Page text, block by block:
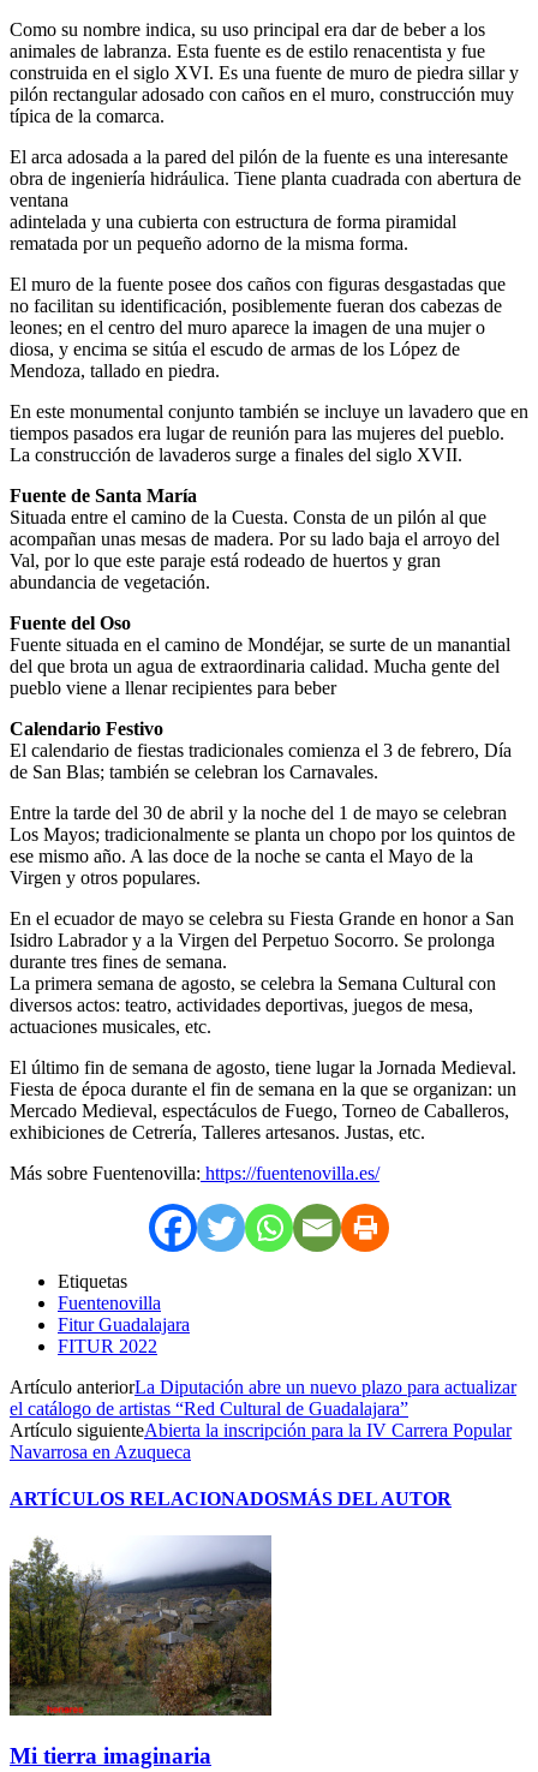
Como su nombre indica, su uso principal era dar de beber a los
animales de labranza. Esta fuente es de estilo renacentista y fue
construida en el siglo XVI. Es una fuente de muro de piedra sillar y
pilón rectangular adosado con caños en el muro, construcción muy
típica de la comarca.
El arca adosada a la pared del pilón de la fuente es una interesante
obra de ingeniería hidráulica. Tiene planta cuadrada con abertura de
ventana
adintelada y una cubierta con estructura de forma piramidal
rematada por un pequeño adorno de la misma forma.
El muro de la fuente posee dos caños con figuras desgastadas que
no facilitan su identificación, posiblemente fueran dos cabezas de
leones; en el centro del muro aparece la imagen de una mujer o
diosa, y encima se sitúa el escudo de armas de los López de
Mendoza, tallado en piedra.
En este monumental conjunto también se incluye un lavadero que en
tiempos pasados era lugar de reunión para las mujeres del pueblo.
La construcción de lavaderos surge a finales del siglo XVII.
Fuente de Santa María
Situada entre el camino de la Cuesta. Consta de un pilón al que
acompañan unas mesas de madera. Por su lado baja el arroyo del
Val, por lo que este paraje está rodeado de huertos y gran
abundancia de vegetación.
Fuente del Oso
Fuente situada en el camino de Mondéjar, se surte de un manantial
del que brota un agua de extraordinaria calidad. Mucha gente del
pueblo viene a llenar recipientes para beber
Calendario Festivo
El calendario de fiestas tradicionales comienza el 3 de febrero, Día
de San Blas; también se celebran los Carnavales.
Entre la tarde del 30 de abril y la noche del 1 de mayo se celebran
Los Mayos; tradicionalmente se planta un chopo por los quintos de
ese mismo año. A las doce de la noche se canta el Mayo de la
Virgen y otros populares.
En el ecuador de mayo se celebra su Fiesta Grande en honor a San
Isidro Labrador y a la Virgen del Perpetuo Socorro. Se prolonga
durante tres fines de semana.
La primera semana de agosto, se celebra la Semana Cultural con
diversos actos: teatro, actividades deportivas, juegos de mesa,
actuaciones musicales, etc.
El último fin de semana de agosto, tiene lugar la Jornada Medieval.
Fiesta de época durante el fin de semana en la que se organizan: un
Mercado Medieval, espectáculos de Fuego, Torneo de Caballeros,
exhibiciones de Cetrería, Talleres artesanos. Justas, etc.
Más sobre Fuentenovilla: https://fuentenovilla.es/
Etiquetas
Fuentenovilla
Fitur Guadalajara
FITUR 2022
Artículo anteriorLa Diputación abre un nuevo plazo para actualizar
el catálogo de artistas “Red Cultural de Guadalajara”
Artículo siguienteAbierta la inscripción para la IV Carrera Popular
Navarrosa en Azuqueca
ARTÍCULOS RELACIONADOSMÁS DEL AUTOR
Mi tierra imaginaria